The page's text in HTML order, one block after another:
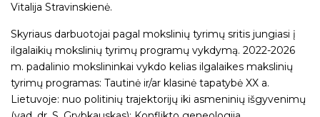
Vitalija Stravinskienė.
Skyriaus darbuotojai pagal mokslinių tyrimų sritis jungiasi į
ilgalaikių mokslinių tyrimų programų vykdymą. 2022-2026
m. padalinio mokslininkai vykdo kelias ilgalaikes makslinių
tyrimų programas: Tautinė ir/ar klasinė tapatybė XX a.
Lietuvoje: nuo politinių trajektorijų iki asmeninių išgyvenimų